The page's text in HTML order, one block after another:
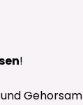
!
Gehorsam